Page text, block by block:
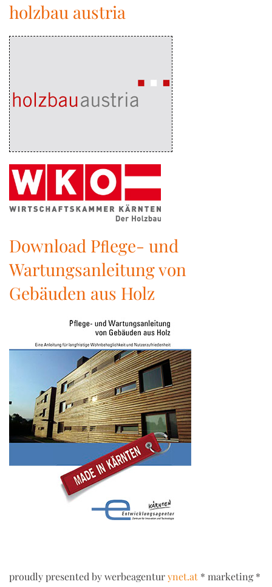
holzbau austria
Download Pﬂege- und
Wartungsanleitung von
Gebäuden aus Holz
proudly presented by werbeagenturynet.at * marketing *